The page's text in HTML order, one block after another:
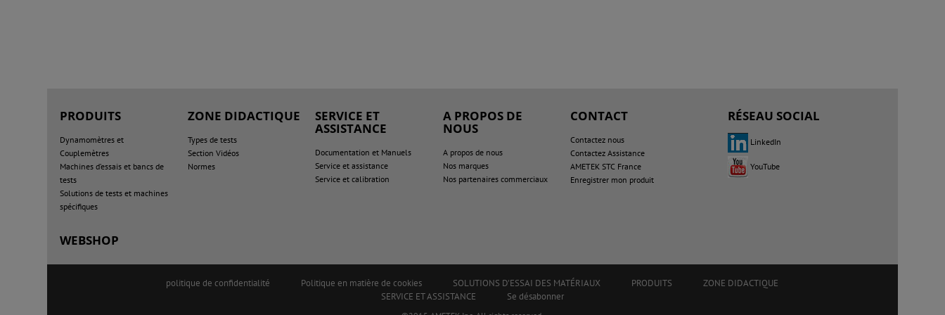
PRODUITS
Dynamomètres et
Couplemètres
Machines d’essais et bancs de
tests
Solutions de tests et machines
spécifiques
ZONE DIDACTIQUE
Types de tests
Section Vidéos
Normes
SERVICE ET
ASSISTANCE
Documentation et Manuels
Service et assistance
Service et calibration
A PROPOS DE
NOUS
A propos de nous
Nos marques
Nos partenaires commerciaux
CONTACT
Contactez nous
Contactez Assistance
AMETEK STC France
Enregistrer mon produit
WEBSHOP
RÉSEAU SOCIAL
LinkedIn
YouTube
politique de confidentialité Politique en matière de cookies SOLUTIONS D'ESSAI DES MATÉRIAUX PRODUITS
ZONE DIDACTIQUE
SERVICE ET ASSISTANCE
Se désabonner